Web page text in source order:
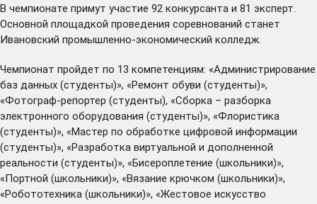
В чемпионате примут участие 92 конкурсанта и 81 эксперт.
Основной площадкой проведения соревнований станет
Ивановский промышленно-экономический колледж.
Чемпионат пройдет по 13 компетенциям: «Администрирование
баз данных (студенты)», «Ремонт обуви (студенты)»,
«Фотограф-репортер (студенты), «Сборка – разборка
электронного оборудования (студенты)», «Флористика
(студенты)», «Мастер по обработке цифровой информации
(студенты)», «Разработка виртуальной и дополненной
реальности (студенты)», «Бисероплетение (школьники)»,
«Портной (школьники)», «Вязание крючком (школьники)»,
«Робототехника (школьники)», «Жестовое искусство